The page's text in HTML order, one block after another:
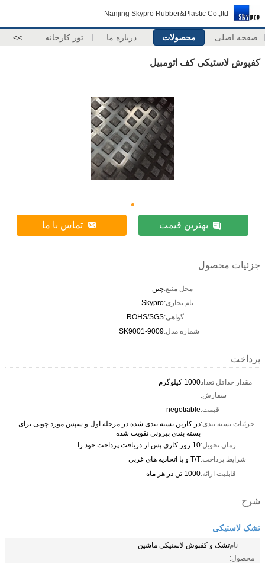
Nanjing Skypro Rubber&Plastic Co.,ltd
صفحه اصلی محصولات درباره ما تور کارخانه >>
کفپوش لاستیکی کف اتومبیل
بهترین قیمت تماس با ما
جزئیات محصول
محل منبع:چین
نام تجاری:Skypro
گواهی:ROHS/SGS
شماره مدل:SK9001-9009
پرداخت
مقدار حداقل تعداد
سفارش:
1000 کیلوگرم
قیمت:negotiable
جزئیات بسته بندی:در کارتن بسته بندی شده در مرحله اول و سپس مورد چوبی برای
بسته بندی بیرونی تقویت شده
زمان تحویل:10 روز کاری پس از دریافت پرداخت خود را
شرایط پرداخت:T/T و یا اتحادیه های غربی
قابلیت ارائه:1000 تن در هر ماه
شرح
تشک لاستیکی
نام
محصول:
تشک و کفپوش لاستیکی ماشین